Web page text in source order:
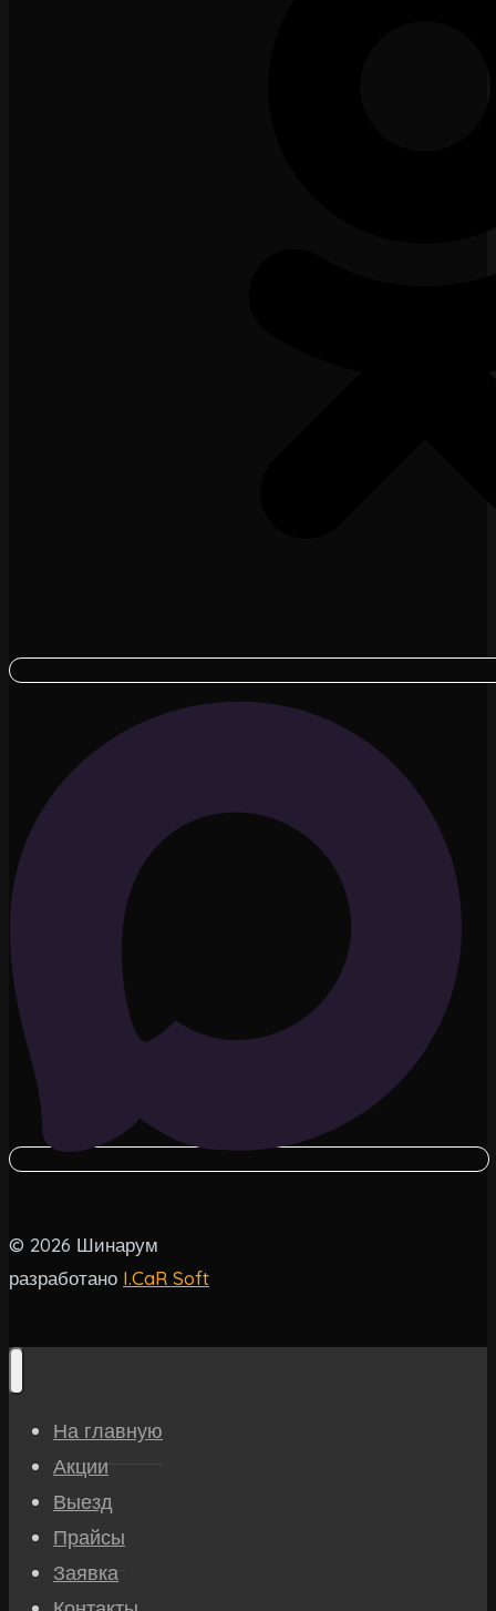
© 2026 Шинарум
разработано I.CaR Soft
На главную
Акции
Выезд
Прайсы
Заявка